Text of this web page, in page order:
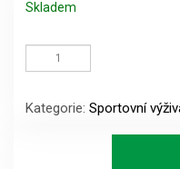
Skladem
g
HYDRA2PRO
Kategorie: Sportovní